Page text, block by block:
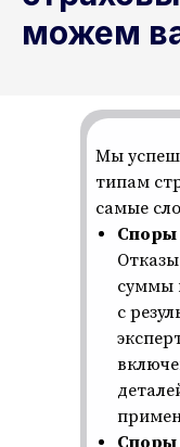
можем
Мы
типам
самые
Споры
суммы
с
Споры